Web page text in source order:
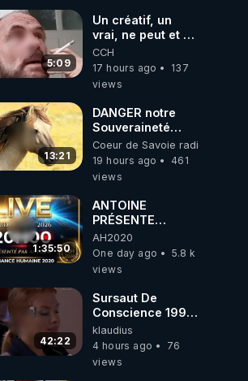
5:09
Un créatif, un
vrai, ne peut et ne
doit pas faire
appel à
l'intelligence
CCH
17 hours ago
137
views
13:21
DANGER notre
Souveraineté
Alimentaire est
attaqué...
Coeur de Savoie radioweb TV
19 hours ago
461
views
1:35:50
ANTOINE
PRÉSENTE
AH2020 LE LIVE
20H ***DU
06/08/2026***
AH2020
One day ago
5.8 k
views
42:22
Sursaut De
Conscience 1998
- toujours
d'actualité ....Au
Dela Du Réel
klaudius
4 hours ago
76
views